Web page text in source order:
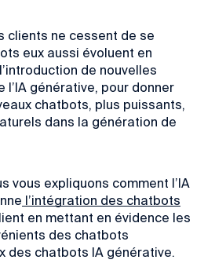
clients ne cessent de se
eux aussi évoluent en
de nouvelles
l’IA générative, pour donner
chatbots, plus puissants,
dans la génération de
vous expliquons comment l’IA
l’intégration des chatbots
en mettant en évidence les
des chatbots
des chatbots IA générative.